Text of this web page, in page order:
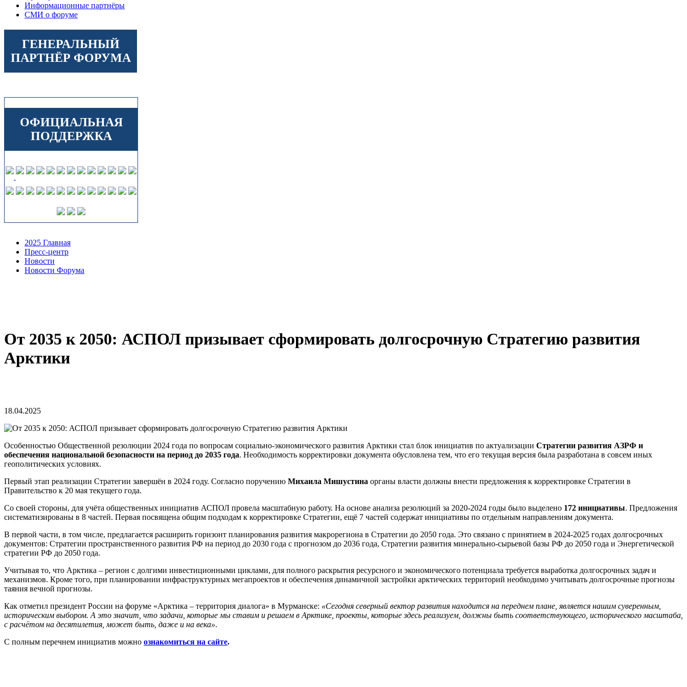
Информационные партнёры
СМИ о форуме
ГЕНЕРАЛЬНЫЙ
ПАРТНЁР ФОРУМА
ОФИЦИАЛЬНАЯ
ПОДДЕРЖКА
2025 Главная
Пресс-центр
Новости
Новости Форума
От 2035 к 2050: АСПОЛ призывает сформировать долгосрочную Стратегию развития
Арктики
18.04.2025
Особенностью Общественной резолюции 2024 года по вопросам социально-экономического развития Арктики стал блок инициатив по актуализации Стратегии развития АЗРФ и
обеспечения национальной безопасности на период до 2035 года. Необходимость корректировки документа обусловлена тем, что его текущая версия была разработана в совсем иных
геополитических условиях.
Первый этап реализации Стратегии завершён в 2024 году. Согласно поручению Михаила Мишустина органы власти должны внести предложения к корректировке Стратегии в
Правительство к 20 мая текущего года.
Со своей стороны, для учёта общественных инициатив АСПОЛ провела масштабную работу. На основе анализа резолюций за 2020-2024 годы было выделено 172 инициативы. Предложения
систематизированы в 8 частей. Первая посвящена общим подходам к корректировке Стратегии, ещё 7 частей содержат инициативы по отдельным направлениям документа.
В первой части, в том числе, предлагается расширить горизонт планирования развития макрорегиона в Стратегии до 2050 года. Это связано с принятием в 2024-2025 годах долгосрочных
документов: Стратегии пространственного развития РФ на период до 2030 года с прогнозом до 2036 года, Стратегии развития минерально-сырьевой базы РФ до 2050 года и Энергетической
стратегии РФ до 2050 года.
Учитывая то, что Арктика – регион с долгими инвестиционными циклами, для полного раскрытия ресурсного и экономического потенциала требуется выработка долгосрочных задач и
механизмов. Кроме того, при планировании инфраструктурных мегапроектов и обеспечения динамичной застройки арктических территорий необходимо учитывать долгосрочные прогнозы
таяния вечной прогнозы.
Как отметил президент России на форуме «Арктика – территория диалога» в Мурманске: «Сегодня северный вектор развития находится на переднем плане, является нашим суверенным,
историческим выбором. А это значит, что задачи, которые мы ставим и решаем в Арктике, проекты, которые здесь реализуем, должны быть соответствующего, исторического масштаба,
с расчётом на десятилетия, может быть, даже и на века».
С полным перечнем инициатив можно ознакомиться на сайте.